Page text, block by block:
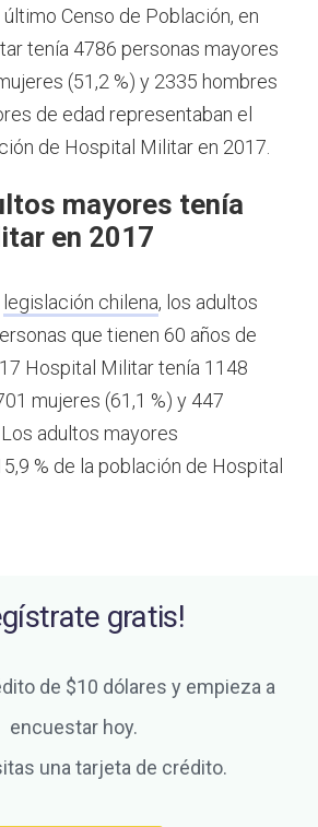
Censo de Población, en
tenía 4786 personas mayores
(51,2 %) y 2335 hombres
de edad representaban el
de Hospital Militar en 2017.
mayores tenía
en 2017
legislación chilena, los adultos
que tienen 60 años de
Hospital Militar tenía 1148
mujeres (61,1 %) y 447
adultos mayores
% de la población de Hospital
gratis!
de $10 dólares y empieza a
encuestar hoy.
una tarjeta de crédito.